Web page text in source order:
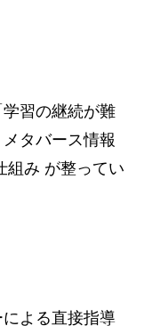
習の継続が難
タバース情報
組み が整ってい
による直接指導